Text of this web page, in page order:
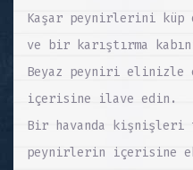
Kaşar peynirlerini küp
ve bir karıştırma
Beyaz peyniri elinizle
içerisine ilave edin.
Bir havanda
peynirlerin içerisine